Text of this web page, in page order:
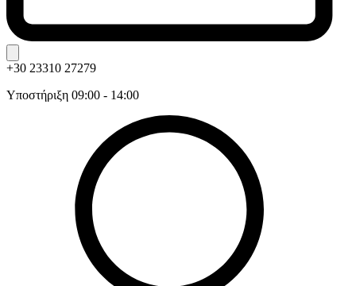
+30 23310 27279
Υποστήριξη 09:00 - 14:00